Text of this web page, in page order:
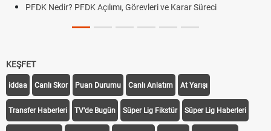
PFDK Nedir? PFDK Açılımı, Görevleri ve Karar Süreci
KEŞFET
iddaa Canlı Skor Puan Durumu Canlı Anlatım At Yarışı
Transfer Haberleri TV'de Bugün Süper Lig Fikstür Süper Lig Haberleri